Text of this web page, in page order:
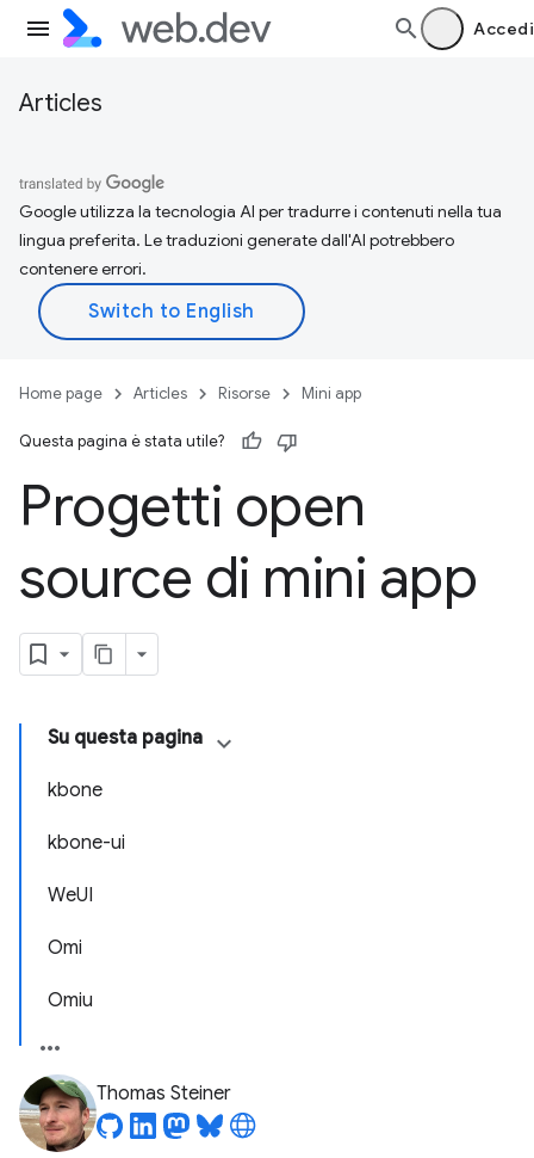
Accedi
Articles
Google utilizza la tecnologia AI per tradurre i contenuti nella tua
lingua preferita. Le traduzioni generate dall'AI potrebbero
contenere errori.
Home page Articles Risorse Mini app
Questa pagina è stata utile?
Progetti open
source di mini app
Su questa pagina
kbone
kbone-ui
WeUI
Omi
Omiu
Thomas Steiner